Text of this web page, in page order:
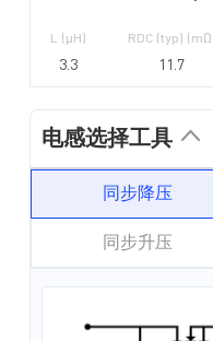
L (µH) RDC (typ) (mΩ)
3.3 11.7
电感选择工具
同步降压
同步升压